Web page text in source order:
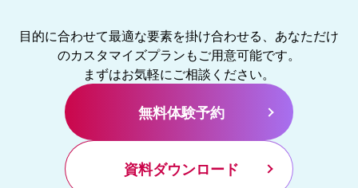
目的に合わせて最適な要素を掛け合わせる、あなただけ
のカスタマイズプランもご用意可能です。
まずはお気軽にご相談ください。
無料体験予約
資料ダウンロード